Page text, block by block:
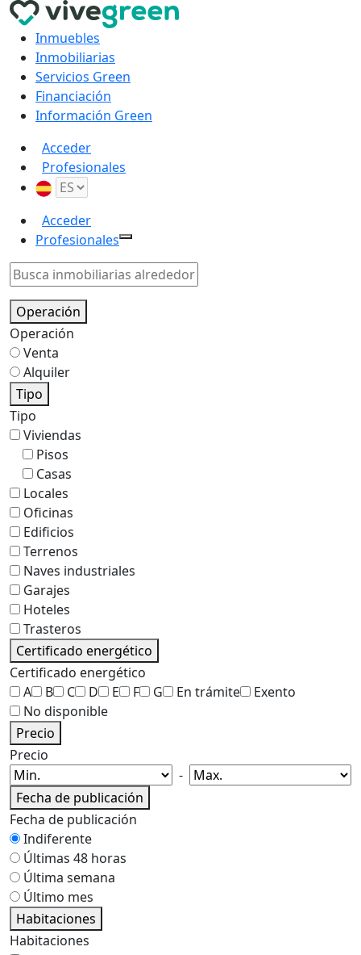
Inmuebles
Inmobiliarias
Servicios Green
Financiación
Información Green
Acceder
Profesionales
Acceder
Profesionales
Operación
Operación
Venta
Alquiler
Tipo
Tipo
Viviendas
Pisos
Casas
Locales
Oficinas
Edificios
Terrenos
Naves industriales
Garajes
Hoteles
Trasteros
Certificado energético
Certificado energético
A
B C D E F G En trámite
Exento
No disponible
Precio
Precio
-
Fecha de publicación
Fecha de publicación
Indiferente
Últimas 48 horas
Última semana
Último mes
Habitaciones
Habitaciones